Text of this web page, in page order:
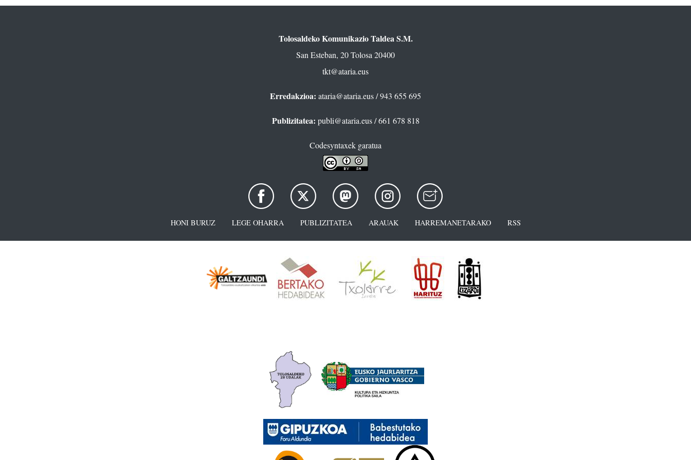
Tolosaldeko Komunikazio Taldea S.M.
San Esteban, 20 Tolosa 20400
tkt@ataria.eus
Erredakzioa: ataria@ataria.eus/ 943 655 695
Publizitatea: publi@ataria.eus/ 661 678 818
Codesyntaxek garatua
HONI BURUZ LEGE OHARRA PUBLIZITATEA ARAUAK HARREMANETARAKO RSS